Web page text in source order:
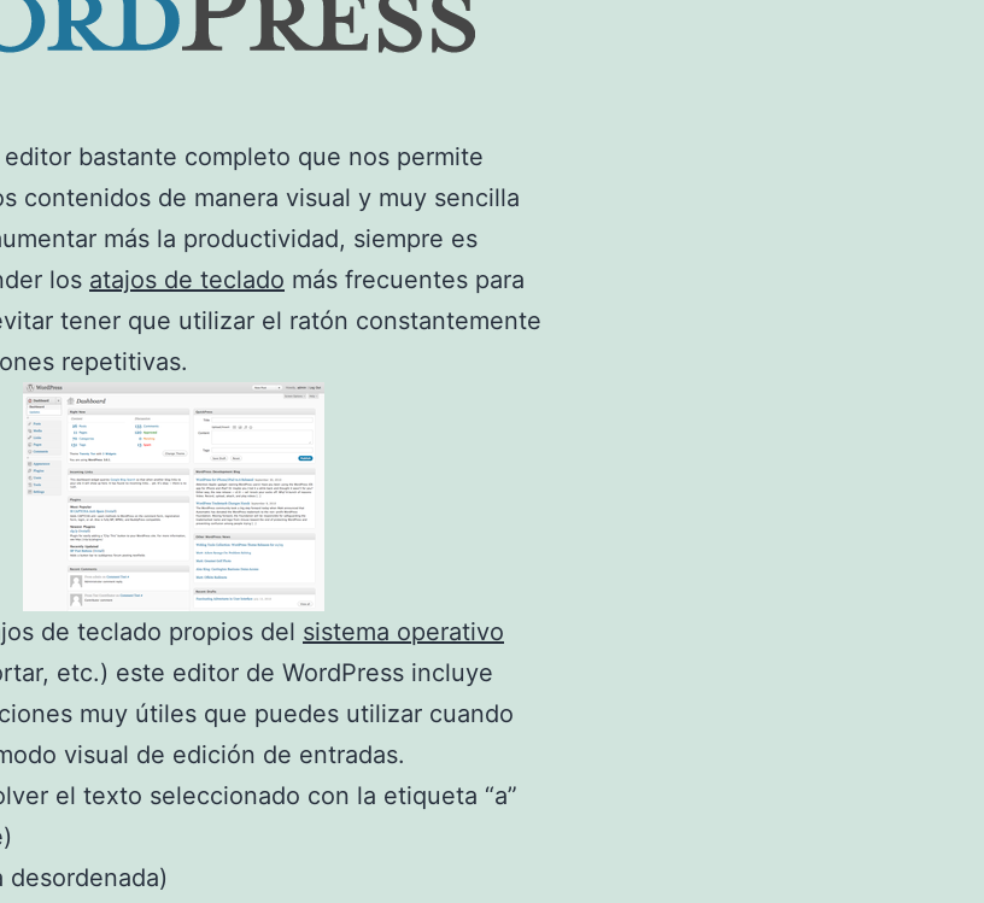
editor bastante completo que nos permite
contenidos de manera visual y muy sencilla
más la productividad, siempre es
los atajos de teclado más frecuentes para
tener que utilizar el ratón constantemente
repetitivas.
de teclado propios del sistema operativo
etc.) este editor de WordPress incluye
muy útiles que puedes utilizar cuando
visual de edición de entradas.
el texto seleccionado con la etiqueta “a”